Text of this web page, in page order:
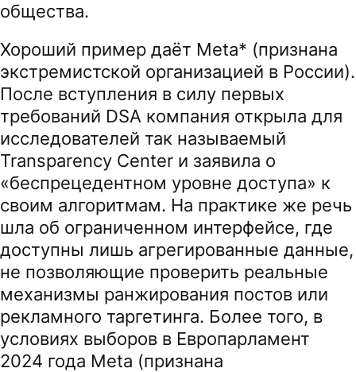
общества.
Хороший пример даёт Meta* (признана
экстремистской организацией в России).
После вступления в силу первых
требований DSA компания открыла для
исследователей так называемый
Transparency Center и заявила о
«беспрецедентном уровне доступа» к
своим алгоритмам. На практике же речь
шла об ограниченном интерфейсе, где
доступны лишь агрегированные данные,
не позволяющие проверить реальные
механизмы ранжирования постов или
рекламного таргетинга. Более того, в
условиях выборов в Европарламент
2024 года Meta (признана